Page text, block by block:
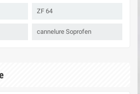
ZF 64
cannelure Soprofen